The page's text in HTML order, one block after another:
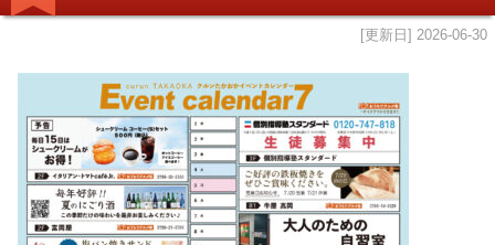
[更新日] 2026-06-30